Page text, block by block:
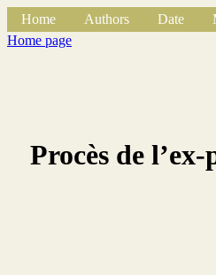
Home Authors Date
Home page
Procès de